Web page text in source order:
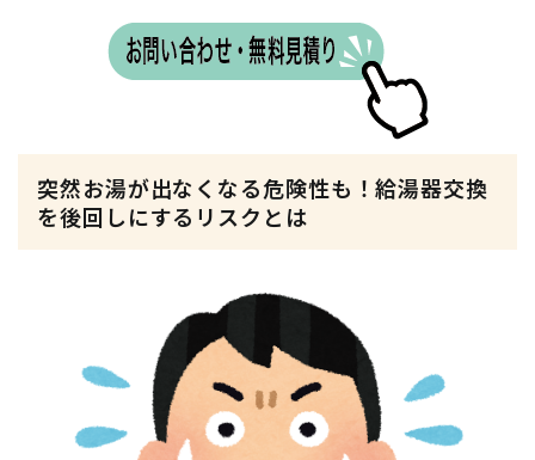
突然お湯が出なくなる危険性も！給湯器交換
を後回しにするリスクとは